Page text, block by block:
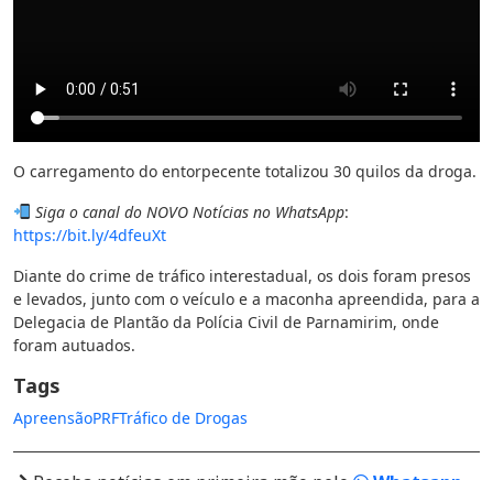
O carregamento do entorpecente totalizou 30 quilos da droga.
Siga o canal do NOVO Notícias no WhatsApp:
https://bit.ly/4dfeuXt
Diante do crime de tráfico interestadual, os dois foram presos
e levados, junto com o veículo e a maconha apreendida, para a
Delegacia de Plantão da Polícia Civil de Parnamirim, onde
foram autuados.
Tags
ApreensãoPRFTráfico de Drogas